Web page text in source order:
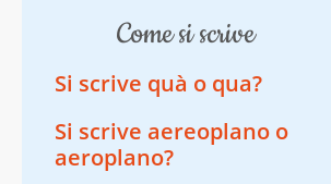
come si scrive
Si scrive quà o qua?
Si scrive aereoplano o
aeroplano?​​